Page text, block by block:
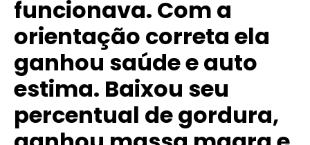
funcionava. Com a
orientação correta ela
ganhou saúde e auto
estima. Baixou seu
percentual de gordura,